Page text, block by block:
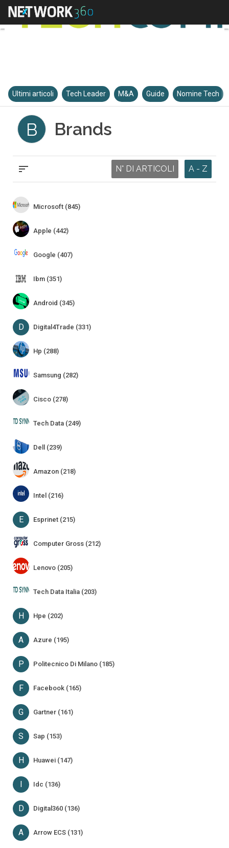
Ultimi articoli Tech Leader M&A Guide Nomine Tech
B Brands
N° DI ARTICOLI A - Z
Microsoft (845)
Apple (442)
Google (407)
Ibm (351)
Android (345)
D Digital4Trade (331)
Hp (288)
Samsung (282)
Cisco (278)
Tech Data (249)
Dell (239)
Amazon (218)
Intel (216)
E Esprinet (215)
Computer Gross (212)
Lenovo (205)
Tech Data Italia (203)
H Hpe (202)
A Azure (195)
P Politecnico Di Milano (185)
F Facebook (165)
G Gartner (161)
S Sap (153)
H Huawei (147)
I Idc (136)
D Digital360 (136)
A Arrow ECS (131)